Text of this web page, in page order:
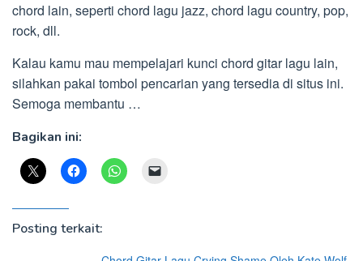
chord lain, seperti chord lagu jazz, chord lagu country, pop,
rock, dll.
Kalau kamu mau mempelajari kunci chord gitar lagu lain,
silahkan pakai tombol pencarian yang tersedia di situs ini.
Semoga membantu …
Bagikan ini:
Posting terkait: